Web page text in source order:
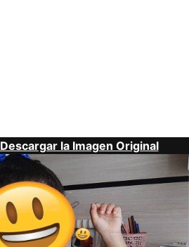
Descargar la Imagen Original